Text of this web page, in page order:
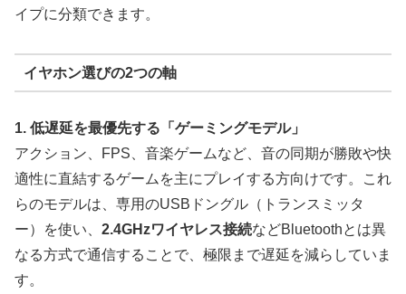
イプに分類できます。
イヤホン選びの2つの軸
1. 低遅延を最優先する「ゲーミングモデル」
アクション、FPS、音楽ゲームなど、音の同期が勝敗や快
適性に直結するゲームを主にプレイする方向けです。これ
らのモデルは、専用のUSBドングル（トランスミッタ
ー）を使い、 2.4GHzワイヤレス接続などBluetoothとは異
なる方式で通信することで、極限まで遅延を減らしていま
す。